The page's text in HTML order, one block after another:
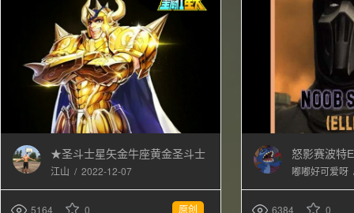
★圣斗士星矢金牛座黄金圣斗士
替换牛头
江山 / 2022-12-07
5164 0 原创
怒影赛波特
嘟嘟好可爱呀
6384 0